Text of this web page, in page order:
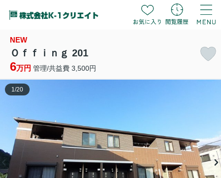
NEW
Ｏｆｆｉｎｇ 201
6万円 管理/共益費 3,500円
1 /20